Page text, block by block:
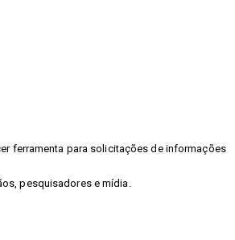
ferramenta para solicitações de informações
pesquisadores e mídia.